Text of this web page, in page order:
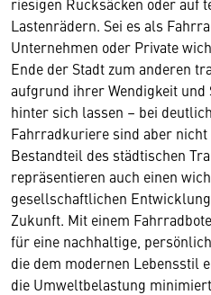
Lastenrädern. Sei es als
Unternehmen oder Private
Ende der Stadt zum anderen
aufgrund ihrer Wendigkeit und
hinter sich lassen – bei
Fahrradkuriere sind aber
Bestandteil des städtischen
repräsentieren auch einen
gesellschaftlichen
Zukunft. Mit einem
für eine nachhaltige,
die dem modernen Lebensstil
die Umweltbelastung